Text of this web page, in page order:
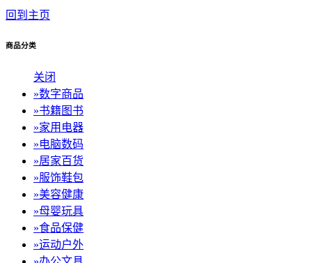
回到主页
商品分类
关闭
»数字商品
»书籍图书
»家用电器
»电脑数码
»居家百货
»服饰鞋包
»美容健康
»母婴玩具
»食品保健
»运动户外